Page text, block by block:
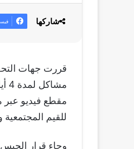
قررت جهات
مقطع فيديو عبر
للقيم المجتمعية
وجاء قرار
شاركها